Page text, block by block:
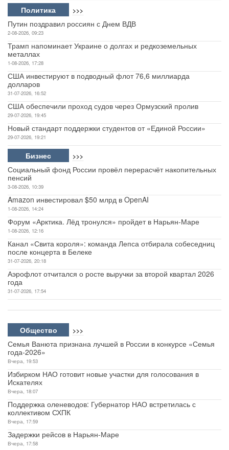
Политика >>>
Путин поздравил россиян с Днем ВДВ
2-08-2026, 09:23
Трамп напоминает Украине о долгах и редкоземельных
металлах
1-08-2026, 17:28
США инвестируют в подводный флот 76,6 миллиарда
долларов
31-07-2026, 16:52
США обеспечили проход судов через Ормузский пролив
29-07-2026, 19:45
Новый стандарт поддержки студентов от «Единой России»
29-07-2026, 19:21
Бизнес >>>
Социальный фонд России провёл перерасчёт накопительных
пенсий
3-08-2026, 10:39
Amazon инвестировал $50 млрд в OpenAI
1-08-2026, 14:24
Форум «Арктика. Лёд тронулся» пройдет в Нарьян-Маре
1-08-2026, 12:16
Канал «Свита короля»: команда Лепса отбирала собеседниц
после концерта в Белеке
31-07-2026, 20:18
Аэрофлот отчитался о росте выручки за второй квартал 2026
года
31-07-2026, 17:54
Общество >>>
Семья Ванюта признана лучшей в России в конкурсе «Семья
года-2026»
Вчера, 19:53
Избирком НАО готовит новые участки для голосования в
Искателях
Вчера, 18:07
Поддержка оленеводов: Губернатор НАО встретилась с
коллективом СХПК
Вчера, 17:59
Задержки рейсов в Нарьян-Маре
Вчера, 17:58